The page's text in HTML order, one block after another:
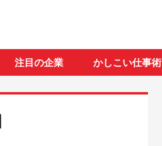
注目の企業 かしこい仕事術